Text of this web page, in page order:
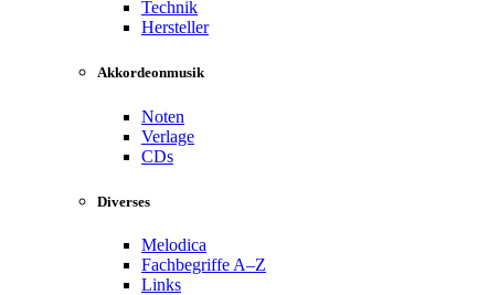
Technik
Hersteller
Akkordeonmusik
Noten
Verlage
CDs
Diverses
Melodica
Fachbegriffe A–Z
Links